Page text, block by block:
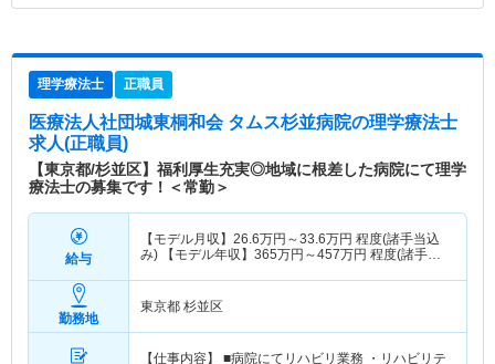
理学療法士 正職員
医療法人社団城東桐和会 タムス杉並病院の理学療法士
求人(正職員)
【東京都/杉並区】福利厚生充実◎地域に根差した病院にて理学
療法士の募集です！＜常勤＞
給与
【モデル月収】 26.6万円～33.6万円 程度(諸手当込
み) 【モデル年収】 365万円～457万円 程度(諸手当
勤務地
東京都 杉並区
【仕事内容】 ■病院にてリハビリ業務 ・リハビリテ